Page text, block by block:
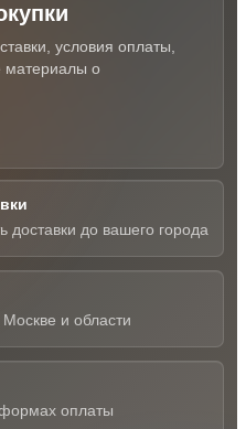
условия оплаты,
материалы о
доставки до вашего города
и области
оплаты